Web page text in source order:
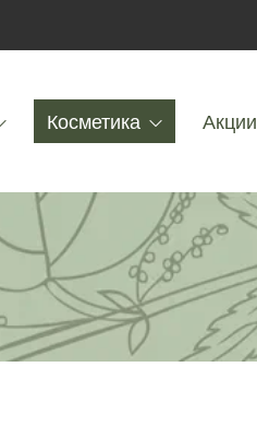
Косметика Акции